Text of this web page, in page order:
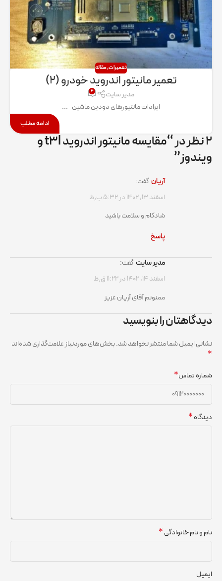
تعمیرات,مقاله
تعمیر مانیتور اندروید خودرو (۲)
مدیر سایت ۴
ایرادات مانتیورهای دودین ماشین ...
ادامه مطلب
۲ نظر در “
مقایسه مانیتور اندروید t۳l و
ویندوز”
آریان گفت:
اسفند ۱۳, ۱۴۰۲ در ۵:۳۲ ب٫ظ
شادکام و سلامت باشید
پاسخ
مدیر سایت گفت:
اسفند ۱۴, ۱۴۰۲ در ۱۱:۲۲ ق٫ظ
ممنونم آقای آریان عزیز
دیدگاهتان را بنویسید
نشانی ایمیل شما منتشر نخواهد شد.بخش‌های موردنیاز علامت‌گذاری شده‌اند
*
شماره تماس*
دیدگاه*
نام و نام خانوادگی*
ایمیل